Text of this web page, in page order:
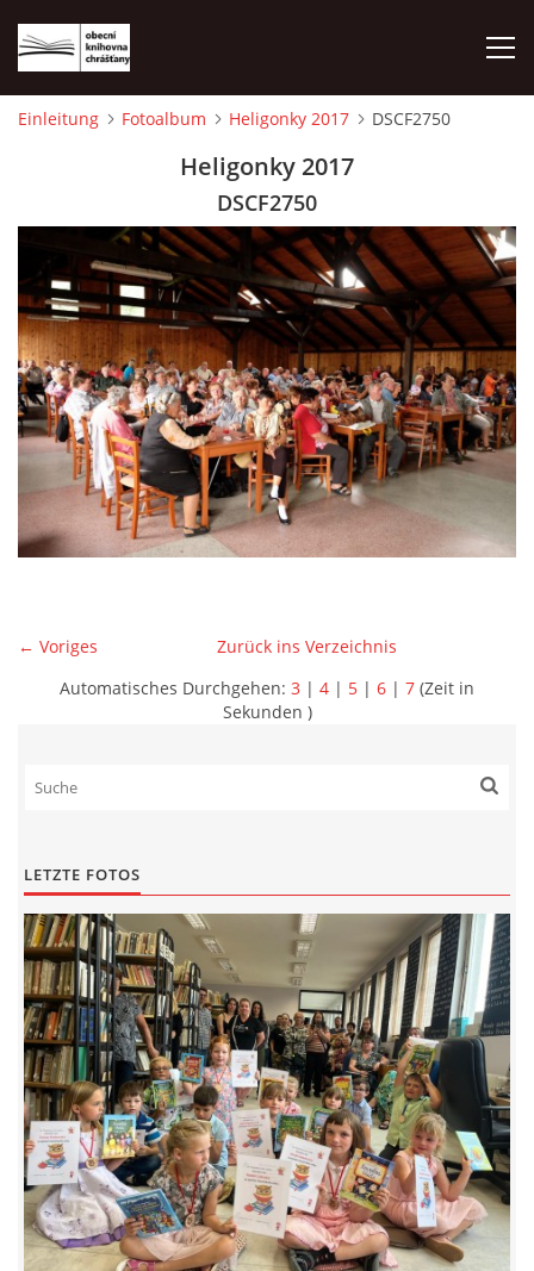
© 2026 eStránky.cz |WebSlice |Drucken|Aktualisiert: 1. 8. 2026|
Nach oben ↑
Einleitung Fotoalbum Heligonky 2017 DSCF2750
Heligonky 2017
DSCF2750
← Voriges
Zurück ins Verzeichnis
Automatisches Durchgehen: 3 | 4 | 5 | 6 | 7 (Zeit in
Sekunden )
LETZTE FOTOS